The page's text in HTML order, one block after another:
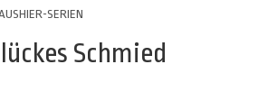
SERIEN
Schmied